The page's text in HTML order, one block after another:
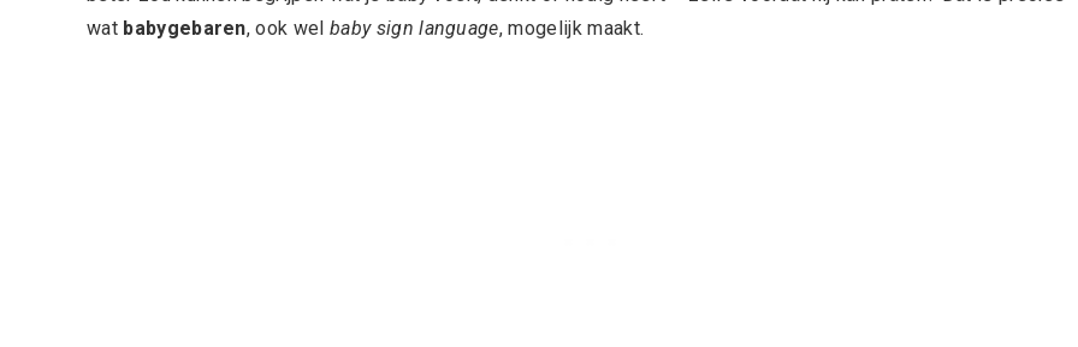
wat babygebaren, ook welbaby sign language, mogelijk maakt.